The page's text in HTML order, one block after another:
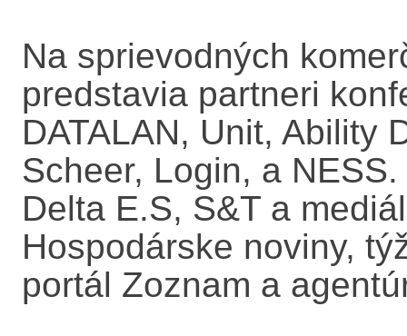
Na sprievodných
predstavia partneri
DATALAN, Unit, Ability
Scheer, Login, a
Delta E.S, S&T a
Hospodárske noviny,
portál Zoznam a